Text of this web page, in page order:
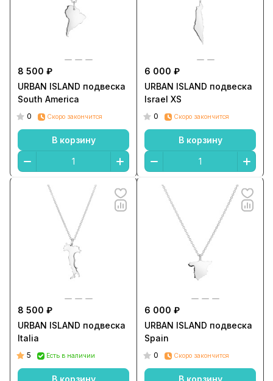
8 500 ₽
URBAN ISLAND подвеска
South America
0 Скоро закончится
В корзину
6 000 ₽
URBAN ISLAND подвеска
Israel XS
0 Скоро закончится
В корзину
8 500 ₽
URBAN ISLAND подвеска
Italia
5 Есть в наличии
В корзину
6 000 ₽
URBAN ISLAND подвеска
Spain
0 Скоро закончится
В корзину